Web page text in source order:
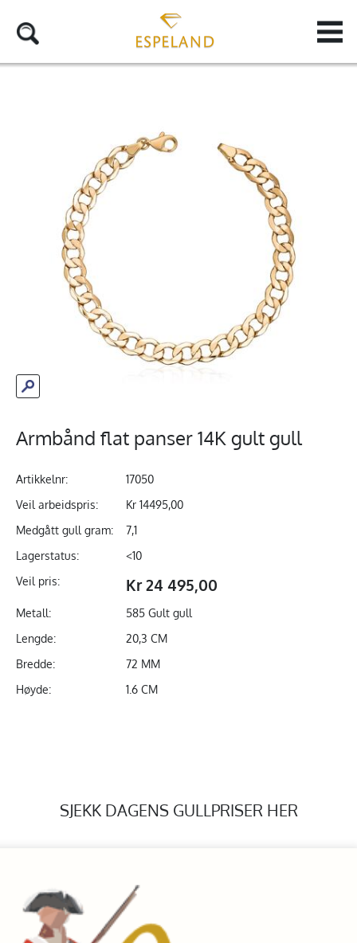
Armbånd flat panser 14K gult gull
Artikkelnr:
17050
Veil arbeidspris:
Kr 14495,00
Medgått gull gram:
7,1
Lagerstatus:
<10
Veil pris:
Kr 24 495,00
Metall:
585 Gult gull
Lengde:
20,3 CM
Bredde:
72 MM
Høyde:
1.6 CM
SJEKK DAGENS GULLPRISER HER